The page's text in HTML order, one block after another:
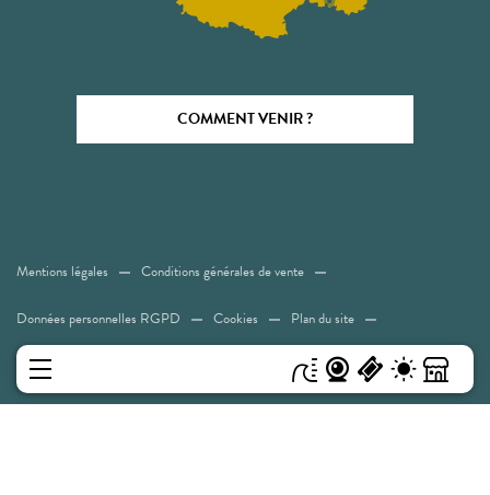
COMMENT VENIR ?
Mentions légales Conditions générales de vente
Données personnelles RGPD Cookies Plan du site
Accessibilité: Non conforme